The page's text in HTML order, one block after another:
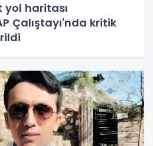
yol haritası
Çalıştayı'nda kritik